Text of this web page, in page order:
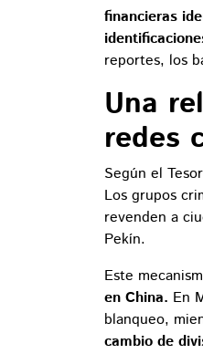
financieras
reportes, los
Una
redes
Según el
Los grupos
revenden a
Pekín.
Este
en China. En
blanqueo,
cambio de